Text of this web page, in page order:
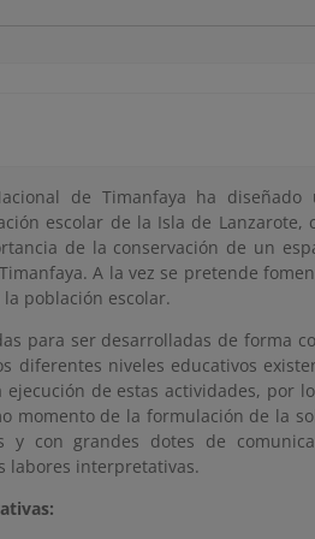
de Timanfaya ha
escolar de la Isla de Lanzarote,
de la conservación de un
A la vez se pretende
población escolar.
para ser desarrolladas de forma
diferentes niveles educativos
de estas actividades, por
momento de la formulación de la
y con grandes dotes de
labores interpretativas.